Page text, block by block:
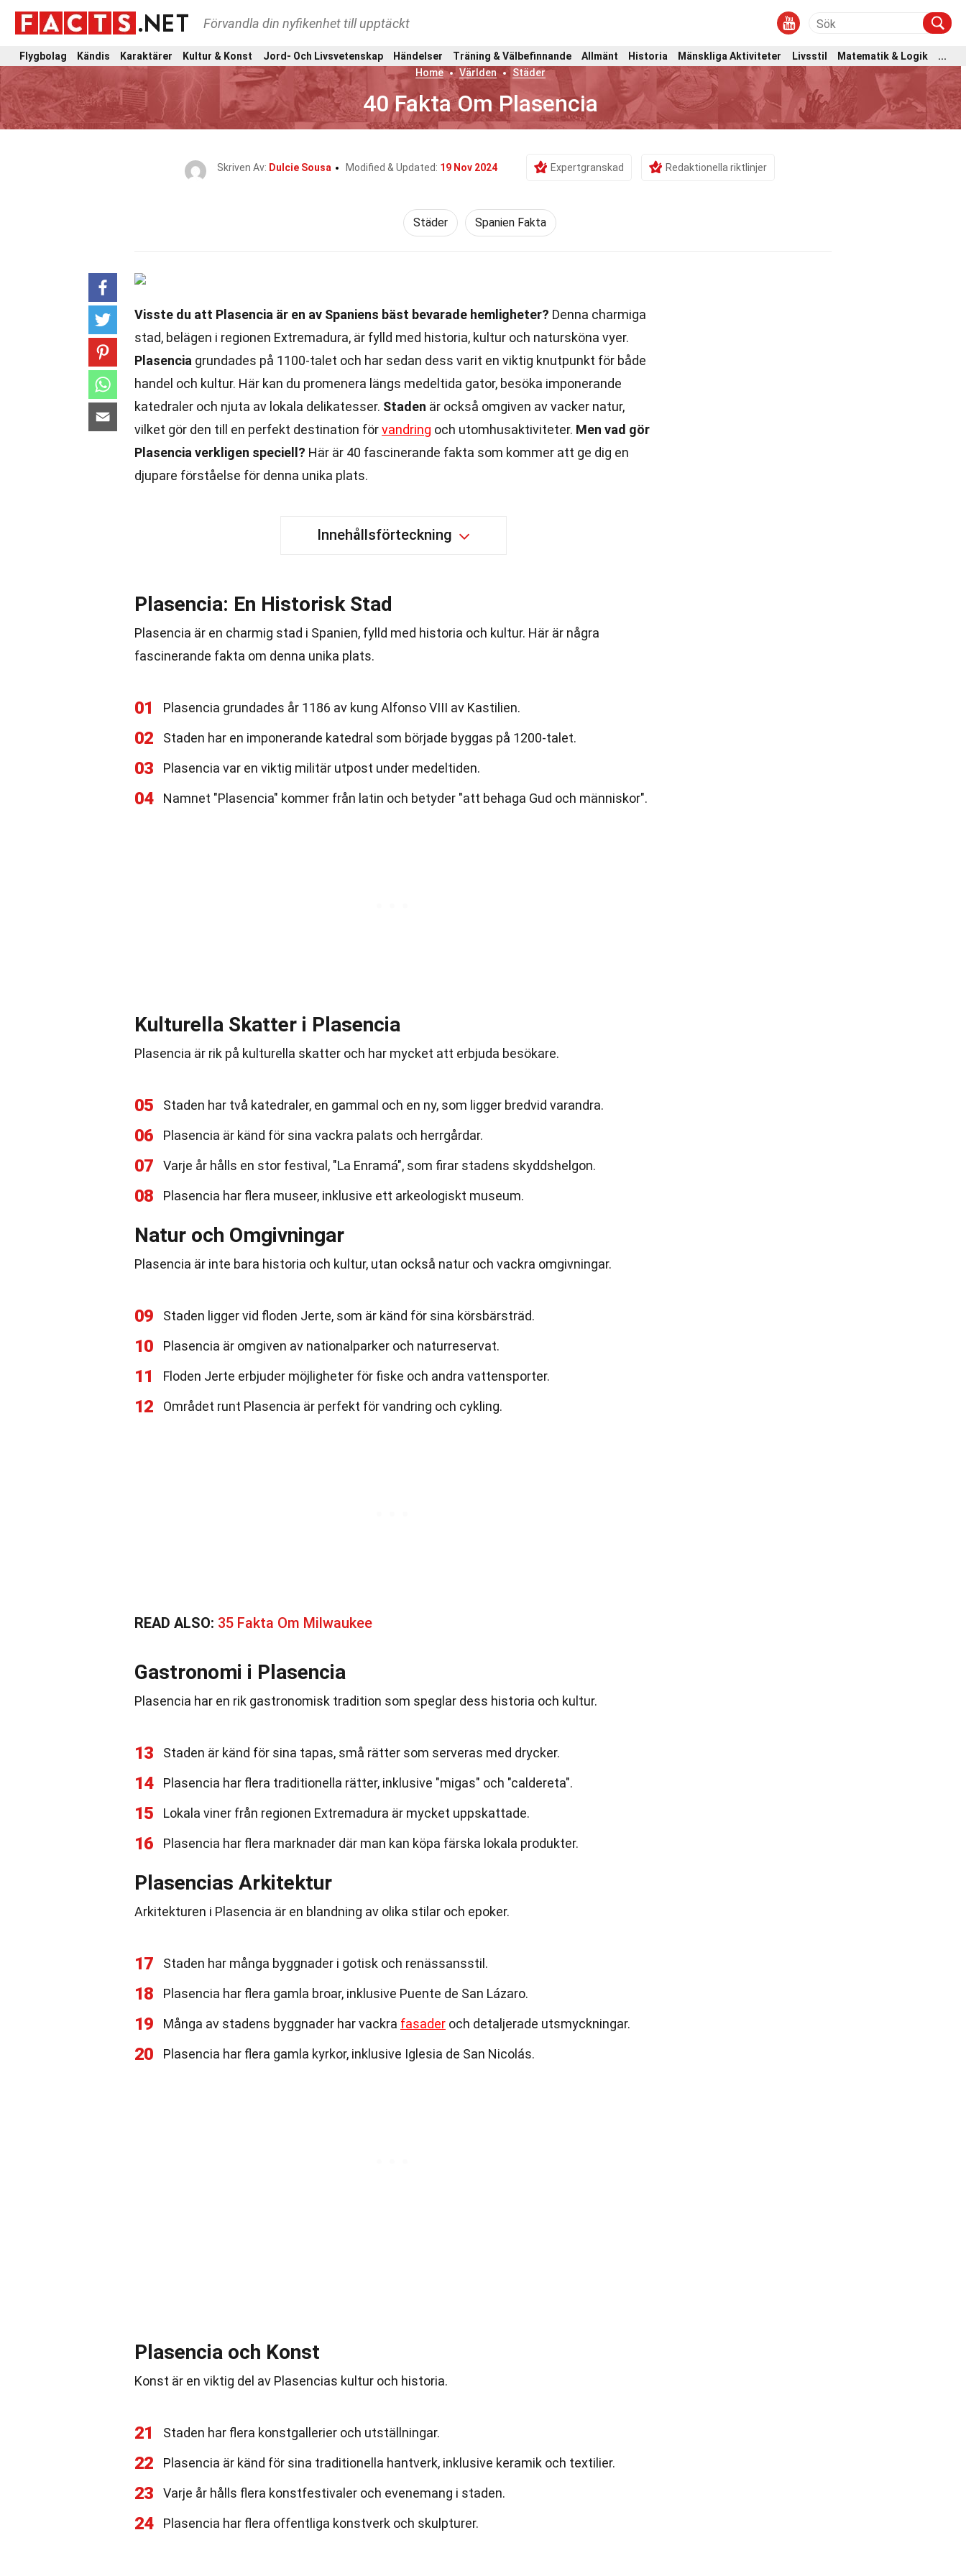
Förvandla din nyfikenhet till upptäckt
Flygbolag Kändis Karaktärer Kultur & Konst Jord- Och Livsvetenskap Händelser Träning & Välbefinnande Allmänt Historia Mänskliga Aktiviteter Livsstil Matematik & Logik
...
Home
Världen Städer
40 Fakta Om Plasencia
Skriven Av: Dulcie Sousa Modified & Updated: 19 Nov 2024 Expertgranskad Redaktionella riktlinjer
Städer Spanien Fakta
Visste du att Plasencia är en av Spaniens bäst bevarade hemligheter? Denna charmiga
stad, belägen i regionen Extremadura, är fylld med historia, kultur och natursköna vyer.
Plasencia grundades på 1100-talet och har sedan dess varit en viktig knutpunkt för både
handel och kultur. Här kan du promenera längs medeltida gator, besöka imponerande
katedraler och njuta av lokala delikatesser. Staden är också omgiven av vacker natur,
vilket gör den till en perfekt destination förvandring och utomhusaktiviteter. Men vad gör
Plasencia verkligen speciell? Här är 40 fascinerande fakta som kommer att ge dig en
djupare förståelse för denna unika plats.
Innehållsförteckning
Plasencia: En Historisk Stad
Plasencia är en charmig stad i Spanien, fylld med historia och kultur. Här är några
fascinerande fakta om denna unika plats.
01 Plasencia grundades år 1186 av kung Alfonso VIII av Kastilien.
02 Staden har en imponerande katedral som började byggas på 1200-talet.
03 Plasencia var en viktig militär utpost under medeltiden.
04 Namnet "Plasencia" kommer från latin och betyder "att behaga Gud och människor".
Kulturella Skatter i Plasencia
Plasencia är rik på kulturella skatter och har mycket att erbjuda besökare.
05 Staden har två katedraler, en gammal och en ny, som ligger bredvid varandra.
06 Plasencia är känd för sina vackra palats och herrgårdar.
07 Varje år hålls en stor festival, "La Enramá", som firar stadens skyddshelgon.
08 Plasencia har flera museer, inklusive ett arkeologiskt museum.
Natur och Omgivningar
Plasencia är inte bara historia och kultur, utan också natur och vackra omgivningar.
09 Staden ligger vid floden Jerte, som är känd för sina körsbärsträd.
10 Plasencia är omgiven av nationalparker och naturreservat.
11 Floden Jerte erbjuder möjligheter för fiske och andra vattensporter.
12 Området runt Plasencia är perfekt för vandring och cykling.
READ ALSO: 35 Fakta Om Milwaukee
Gastronomi i Plasencia
Plasencia har en rik gastronomisk tradition som speglar dess historia och kultur.
13 Staden är känd för sina tapas, små rätter som serveras med drycker.
14 Plasencia har flera traditionella rätter, inklusive "migas" och "caldereta".
15 Lokala viner från regionen Extremadura är mycket uppskattade.
16 Plasencia har flera marknader där man kan köpa färska lokala produkter.
Plasencias Arkitektur
Arkitekturen i Plasencia är en blandning av olika stilar och epoker.
17 Staden har många byggnader i gotisk och renässansstil.
18 Plasencia har flera gamla broar, inklusive Puente de San Lázaro.
19 Många av stadens byggnader har vackra fasader och detaljerade utsmyckningar.
20 Plasencia har flera gamla kyrkor, inklusive Iglesia de San Nicolás.
Plasencia och Konst
Konst är en viktig del av Plasencias kultur och historia.
21 Staden har flera konstgallerier och utställningar.
22 Plasencia är känd för sina traditionella hantverk, inklusive keramik och textilier.
23 Varje år hålls flera konstfestivaler och evenemang i staden.
24 Plasencia har flera offentliga konstverk och skulpturer.